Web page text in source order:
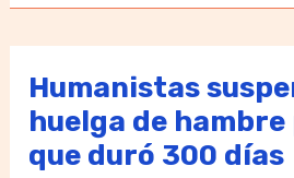
es
que
estamos
como
estamos,
por
Humanistas
huelga de
que duró 300 días